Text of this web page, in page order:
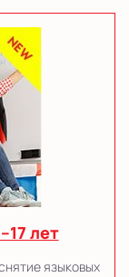
лет
языковых